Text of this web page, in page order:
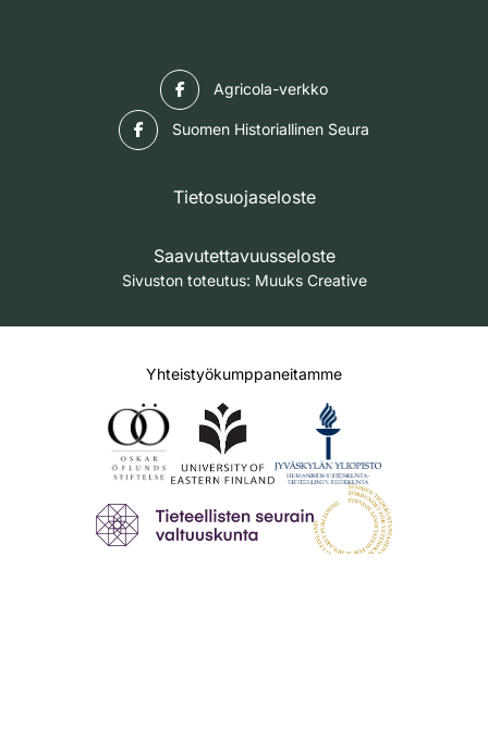
Agricola-verkko
Suomen Historiallinen Seura
Tietosuojaseloste
Saavutettavuusseloste
Sivuston toteutus: Muuks Creative
Yhteistyökumppaneitamme